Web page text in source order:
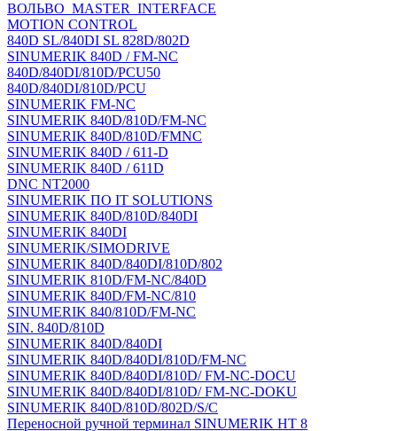
ВОЛЬВО_MASTER_INTERFACE
MOTION CONTROL
840D SL/840DI SL 828D/802D
SINUMERIK 840D / FM-NC
840D/840DI/810D/PCU50
840D/840DI/810D/PCU
SINUMERIK FM-NC
SINUMERIK 840D/810D/FM-NC
SINUMERIK 840D/810D/FMNC
SINUMERIK 840D / 611-D
SINUMERIK 840D / 611D
DNC NT2000
SINUMERIK ПО IT SOLUTIONS
SINUMERIK 840D/810D/840DI
SINUMERIK 840DI
SINUMERIK/SIMODRIVE
SINUMERIK 840D/840DI/810D/802
SINUMERIK 810D/FM-NC/840D
SINUMERIK 840D/FM-NC/810
SINUMERIK 840/810D/FM-NC
SIN. 840D/810D
SINUMERIK 840D/840DI
SINUMERIK 840D/840DI/810D/FM-NC
SINUMERIK 840D/840DI/810D/ FM-NC-DOCU
SINUMERIK 840D/840DI/810D/ FM-NC-DOKU
SINUMERIK 840D/810D/802D/S/C
Переносной ручной терминал SINUMERIK HT 8